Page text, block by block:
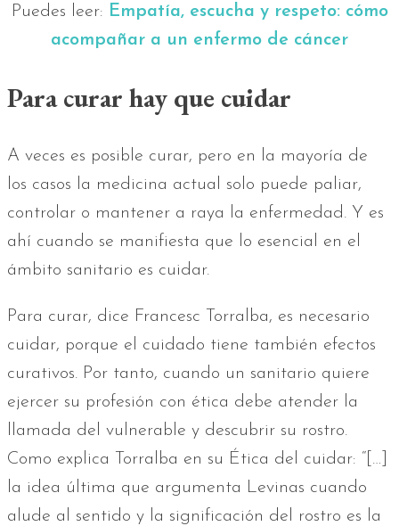
Puedes leer: Empatía, escucha y respeto: cómo
acompañar a un enfermo de cáncer
Para curar hay que cuidar
A veces es posible curar, pero en la mayoría de
los casos la medicina actual solo puede paliar,
controlar o mantener a raya la enfermedad. Y es
ahí cuando se manifiesta que lo esencial en el
ámbito sanitario es cuidar.
Para curar, dice Francesc Torralba, es necesario
cuidar, porque el cuidado tiene también efectos
curativos. Por tanto, cuando un sanitario quiere
ejercer su profesión con ética debe atender la
llamada del vulnerable y descubrir su rostro.
Como explica Torralba en su Ética del cuidar: “[…]
la idea última que argumenta Levinas cuando
alude al sentido y la significación del rostro es la